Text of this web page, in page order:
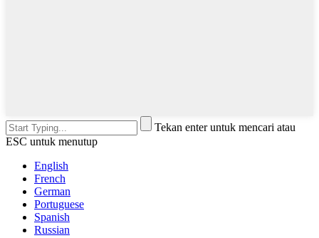
Tekan enter untuk mencari atau
ESC untuk menutup
English
French
German
Portuguese
Spanish
Russian